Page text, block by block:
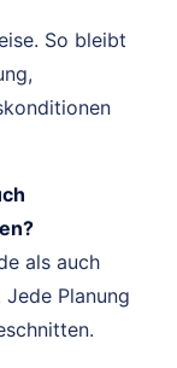
So bleibt
als auch
Jede Planung